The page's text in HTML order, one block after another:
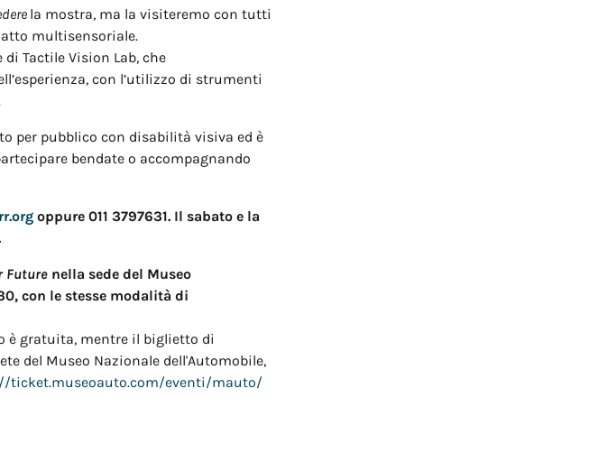
la mostra, ma la visiteremo con tutti
multisensoriale.
Tactile Vision Lab, che
con l’utilizzo di strumenti
per pubblico con disabilità visiva ed è
bendate o accompagnando
oppure 011 3797631. Il sabato e la
Future nella sede del Museo
con le stesse modalità di
è gratuita, mentre il biglietto di
del Museo Nazionale dell'Automobile,
ticket.museoauto.com/eventi/mauto/